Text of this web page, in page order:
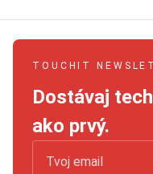
TOUCHIT
Dostávaj
ako prvý.